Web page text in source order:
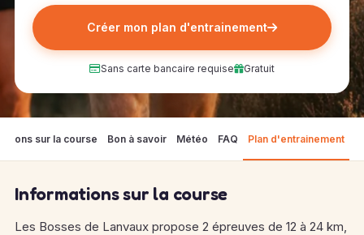
Créer mon plan d'entrainement
Sans carte bancaire requise Gratuit
sur la course Bon à savoir Météo FAQ Plan d'entrainement
Informations sur la course
Les Bosses de Lanvaux propose 2 épreuves de 12 à 24 km,